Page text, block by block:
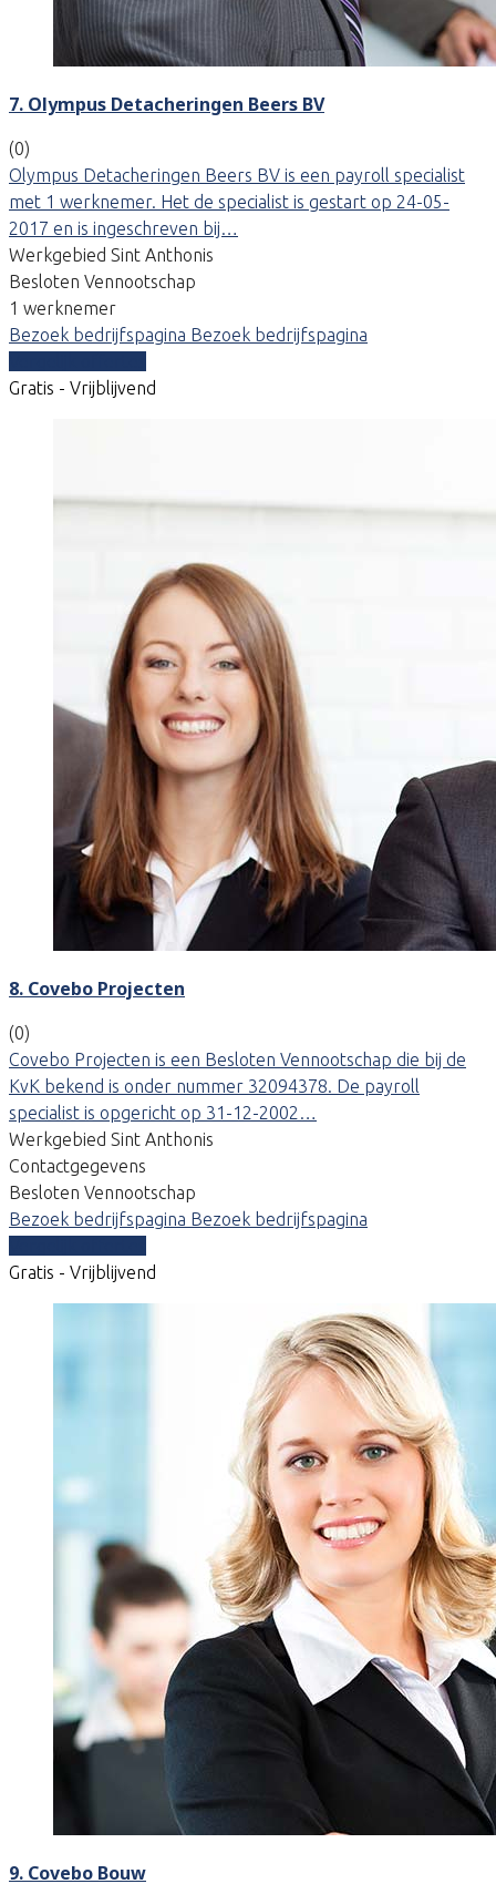
7. Olympus Detacheringen Beers BV
(0)
Olympus Detacheringen Beers BV is een payroll specialist
met 1 werknemer. Het de specialist is gestart op 24-05-
2017 en is ingeschreven bij…
Werkgebied Sint Anthonis
Besloten Vennootschap
1 werknemer
Bezoek bedrijfspagina Bezoek bedrijfspagina
Gratis - Vrijblijvend
8. Covebo Projecten
(0)
Covebo Projecten is een Besloten Vennootschap die bij de
KvK bekend is onder nummer 32094378. De payroll
specialist is opgericht op 31-12-2002…
Werkgebied Sint Anthonis
Contactgegevens
Besloten Vennootschap
Bezoek bedrijfspagina Bezoek bedrijfspagina
Gratis - Vrijblijvend
9. Covebo Bouw